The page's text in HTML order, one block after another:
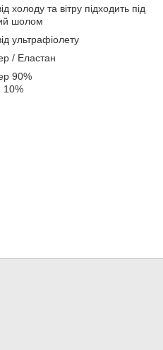
холоду та вітру підходить під
шолом
ультрафіолету
/ Еластан
90%
10%